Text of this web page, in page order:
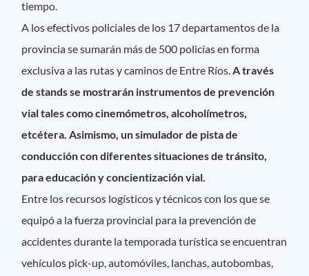
tiempo.
A los efectivos policiales de los 17 departamentos de la
provincia se sumarán más de 500 policías en forma
exclusiva a las rutas y caminos de Entre Ríos. A través
de stands se mostrarán instrumentos de prevención
vial tales como cinemómetros, alcoholímetros,
etcétera. Asimismo, un simulador de pista de
conducción con diferentes situaciones de tránsito,
para educación y concientización vial.
Entre los recursos logísticos y técnicos con los que se
equipó a la fuerza provincial para la prevención de
accidentes durante la temporada turística se encuentran
vehículos pick-up, automóviles, lanchas, autobombas,